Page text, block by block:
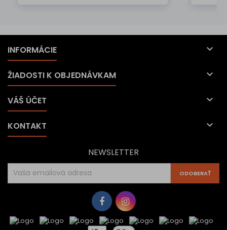
INFORMÁCIE 
ŽIADOSTI K OBJEDNÁVKAM 
VÁŠ ÚČET 
KONTAKT 
NEWSLETTER